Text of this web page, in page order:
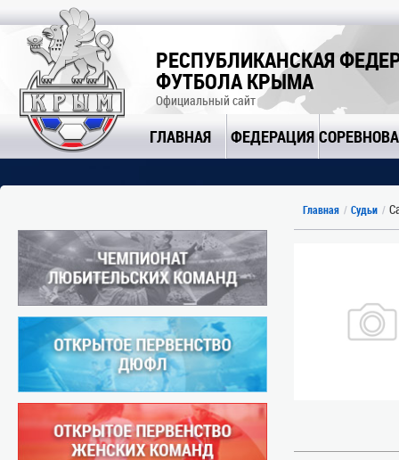
РЕСПУБЛИКАНСКАЯ
ФУТБОЛА КРЫМА
Официальный сайт
ГЛАВНАЯ ФЕДЕРАЦИЯ
Главная Судьи